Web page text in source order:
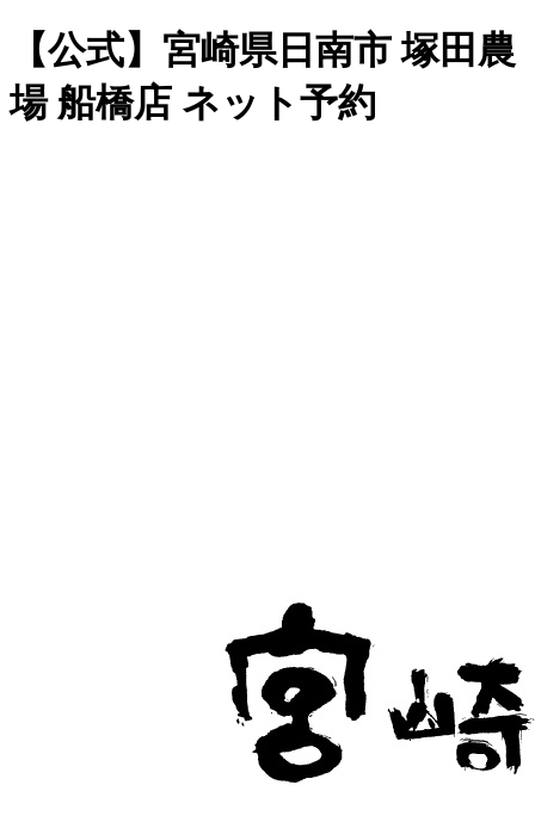
【公式】宮崎県日南市 塚田農
場 船橋店 ネット予約